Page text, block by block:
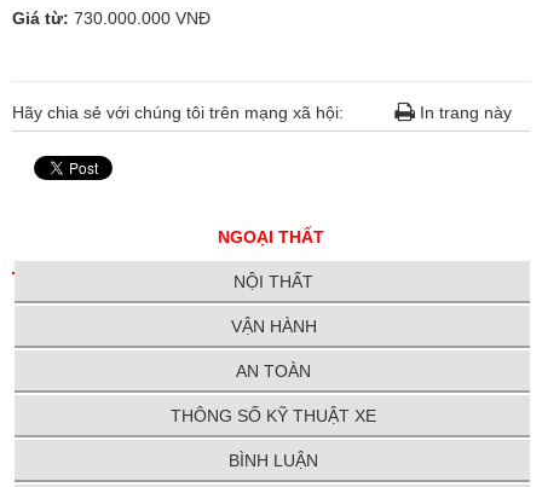
Giá từ: 730.000.000 VNĐ
In trang này
Hãy chia sẻ với chúng tôi trên mạng xã hội:
NGOẠI THẤT
NỘI THẤT
VẬN HÀNH
AN TOÀN
THÔNG SỐ KỸ THUẬT XE
BÌNH LUẬN